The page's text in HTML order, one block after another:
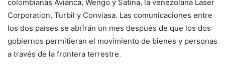
colombianas Avianca, Wengo y Satina, la venezolana Laser
Corporation, Turbil y Conviasa. Las comunicaciones entre
los dos países se abrirán un mes después de que los dos
gobiernos permitieran el movimiento de bienes y personas
a través de la frontera terrestre.